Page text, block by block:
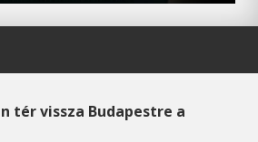
tér vissza Budapestre a